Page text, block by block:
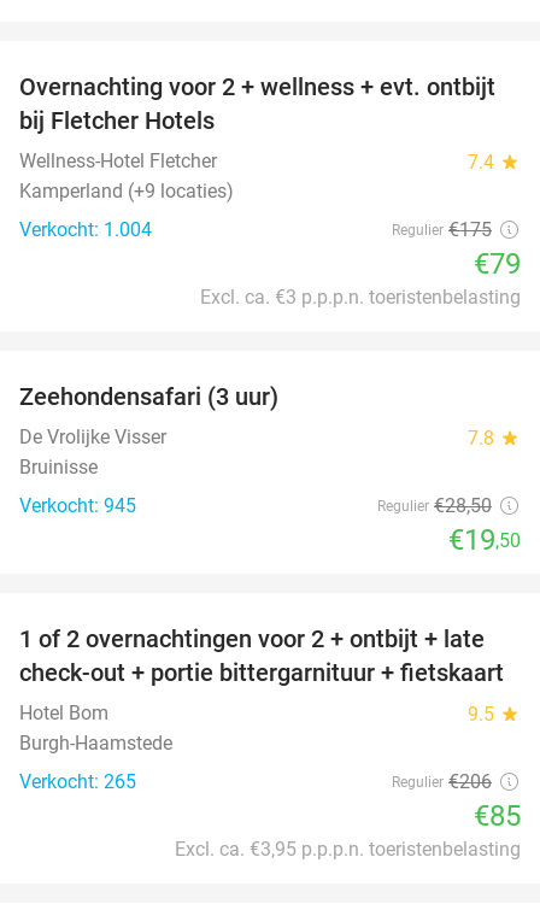
55%
Overnachting voor 2 + wellness + evt. ontbijt
bij Fletcher Hotels
Wellness-Hotel Fletcher 7.4 star
Kamperland (+9 locaties)
Verkocht: 1.004
Regulier €175
€79
Excl. ca. €3 p.p.p.n. toeristenbelasting
Zeehondensafari (3 uur)
De Vrolijke Visser 7.8 star
Bruinisse
Verkocht: 945
Regulier €28,50
€19,50
59%
1 of 2 overnachtingen voor 2 + ontbijt + late
check-out + portie bittergarnituur + fietskaart
Hotel Bom 9.5 star
Burgh-Haamstede
Verkocht: 265
Regulier €206
€85
Excl. ca. €3,95 p.p.p.n. toeristenbelasting